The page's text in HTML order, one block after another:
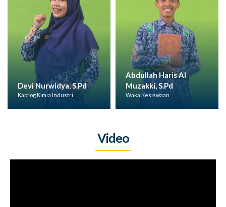
Nurwidya, S.Pd
Kimia Industri
Abdullah Haris Al
Muzakki, S.Pd
Waka Kesiswaan
Video